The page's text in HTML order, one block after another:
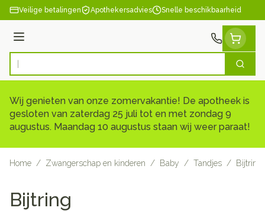
Ga naar de inhoud
Veilige betalingen Apothekersadvies Snelle beschikbaarheid
Menu
Product, merk, categorie... Zoek
Wij genieten van onze zomervakantie! De apotheek is
gesloten van zaterdag 25 juli tot en met zondag 9
augustus. Maandag 10 augustus staan wij weer paraat!
Home / Zwangerschap en kinderen / Baby / Tandjes / Bijtring
Bijtring